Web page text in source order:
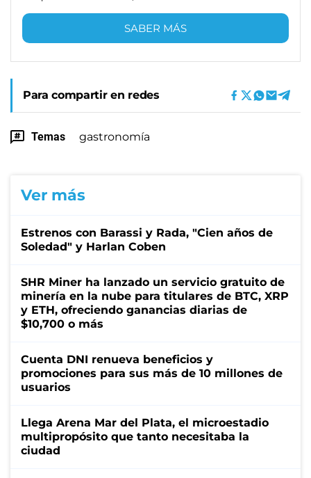
SABER MÁS
Para compartir en redes
Temas gastronomía
Ver más
Estrenos con Barassi y Rada, "Cien años de
Soledad" y Harlan Coben
SHR Miner ha lanzado un servicio gratuito de
minería en la nube para titulares de BTC, XRP
y ETH, ofreciendo ganancias diarias de
$10,700 o más
Cuenta DNI renueva beneficios y
promociones para sus más de 10 millones de
usuarios
Llega Arena Mar del Plata, el microestadio
multipropósito que tanto necesitaba la
ciudad